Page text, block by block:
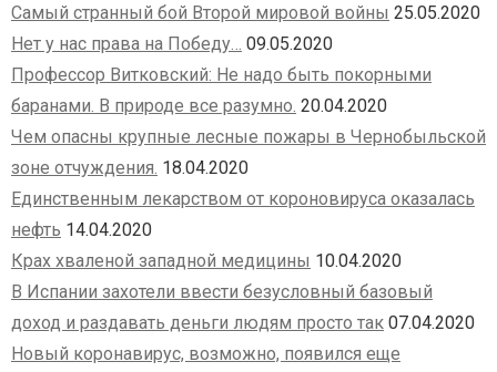
Самый странный бой Второй мировой войны 25.05.2020
Нет у нас права на Победу…
09.05.2020
Профессор Витковский: Не надо быть покорными
баранами. В природе все разумно. 20.04.2020
Чем опасны крупные лесные пожары в Чернобыльской
зоне отчуждения. 18.04.2020
Единственным лекарством от короновируса оказалась
нефть 14.04.2020
Крах хваленой западной медицины 10.04.2020
В Испании захотели ввести безусловный базовый
доход и раздавать деньги людям просто так 07.04.2020
Новый коронавирус, возможно, появился еще